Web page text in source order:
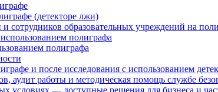
(детекторе лжи)
сотрудников образовательных учреждений на
полиграфа
полиграфа
и после исследования с использованием
аудит работы и методическая помощь службе